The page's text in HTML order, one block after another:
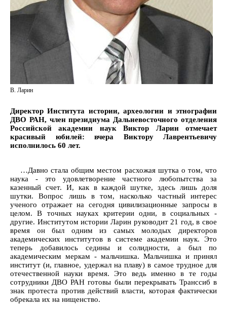
В. Ларин
Директор Института истории, археологии и этнографии
ДВО РАН, член президиума Дальневосточного отделения
Российской академии наук Виктор Ларин отмечает
красивый юбилей: вчера Виктору Лаврентьевичу
исполнилось 60 лет.
…Давно стала общим местом расхожая шутка о том, что
наука - это удовлетворение частного любопытства за
казенный счет. И, как в каждой шутке, здесь лишь доля
шутки. Вопрос лишь в том, насколько частный интерес
ученого отражает на сегодня цивилизационные запросы в
целом. В точных науках критерии одни, в социальных -
другие. Институтом истории Ларин руководит 21 год, в свое
время он был одним из самых молодых директоров
академических институтов в системе академии наук. Это
теперь добавилось седины и солидности, а был по
академическим меркам - мальчишка. Мальчишка и принял
институт (и, главное, удержал на плаву) в самое трудное для
отечественной науки время. Это ведь именно в те годы
сотрудники ДВО РАН готовы были перекрывать Транссиб в
знак протеста против действий власти, которая фактически
обрекала их на нищенство.